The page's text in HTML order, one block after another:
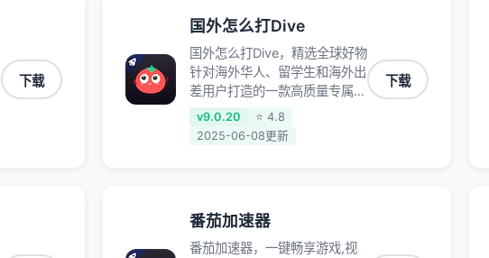
下载
国外怎么打Dive
国外怎么打Dive，精选全球好物
针对海外华人、留学生和海外出
差用户打造的一款高质量专属回
国加速器,只要身处海外即可一
键加速畅享国内网络:追剧听
v9.0.20
⭐ 4.8
2025-06-08更新
下载
番茄加速器
番茄加速器，一键畅享游戏,视